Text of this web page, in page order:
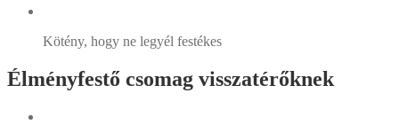
Kötény, hogy ne legyél festékes
Élményfestő csomag visszatérőknek